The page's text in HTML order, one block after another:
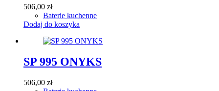
506,00 zł
Baterie kuchenne
Dodaj do koszyka
SP 995 ONYKS
506,00 zł